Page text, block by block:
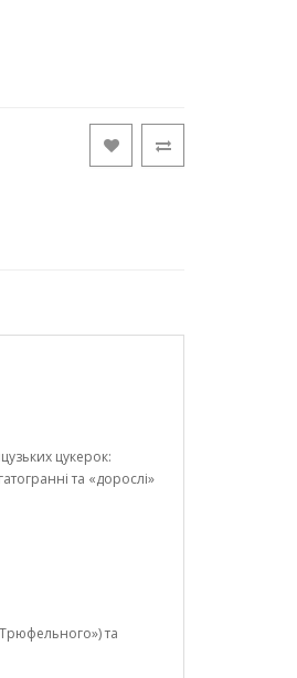
цукерок:
та «дорослі»
та